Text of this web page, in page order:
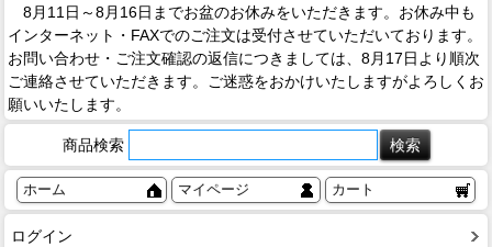
8月11日～8月16日までお盆のお休みをいただきます。お休み中も
インターネット・FAXでのご注文は受付させていただいております。
お問い合わせ・ご注文確認の返信につきましては、8月17日より順次
ご連絡させていただきます。ご迷惑をおかけいたしますがよろしくお
願いいたします。
商品検索
ホーム マイページ カート
ログイン